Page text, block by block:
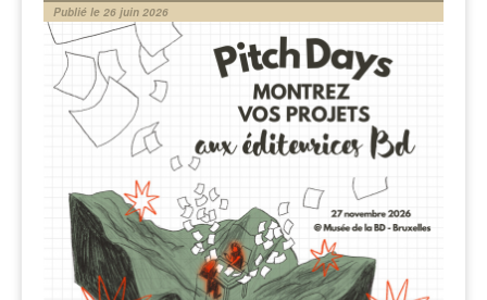
Publié le 26 juin 2026